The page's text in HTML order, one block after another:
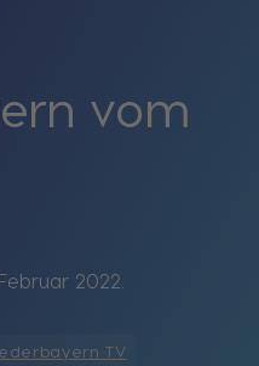
vom
2022.
TV